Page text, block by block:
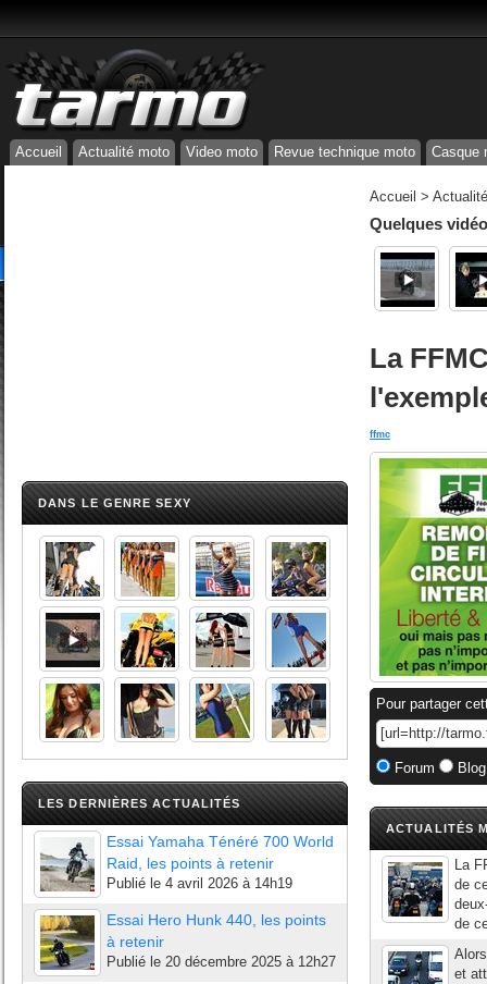
Accueil Actualité moto Video moto Revue technique moto Casque
DANS LE GENRE SEXY
LES DERNIÈRES ACTUALITÉS
Essai Yamaha Ténéré 700 World
Raid, les points à retenir
Publié le 4 avril 2026 à 14h19
Essai Hero Hunk 440, les points
à retenir
Publié le 20 décembre 2025 à 12h27
Accueil >
Quelques
La
ffmc
Pour partager
Forum
ACTUALITÉS
La
de
de
et